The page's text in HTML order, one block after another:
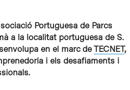
Portuguesa de Parcs
a la localitat portuguesa de S.
en el marc deTECNET,
i els desafiaments i